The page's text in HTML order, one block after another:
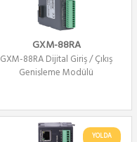
GXM-88RA
GXM-88RA Dijital Giriş / Çıkış
Genişleme Modülü
YOLDA